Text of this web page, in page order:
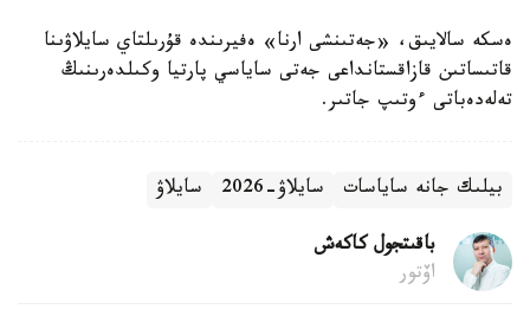
ەسكە سالايىق، «جەتىنشى ارنا» ەفيرىندە قۇرىلتاي سايلاۋىنا
قاتىساتىن قازاقستانداعى جەتى ساياسي پارتيا وكىلدەرىنىڭ
تەلەدەباتى ءوتىپ جاتىر.
بيلىك جانە ساياسات سايلاۋ-2026 سايلاۋ
باقىتجول كاكەش
اۆتور